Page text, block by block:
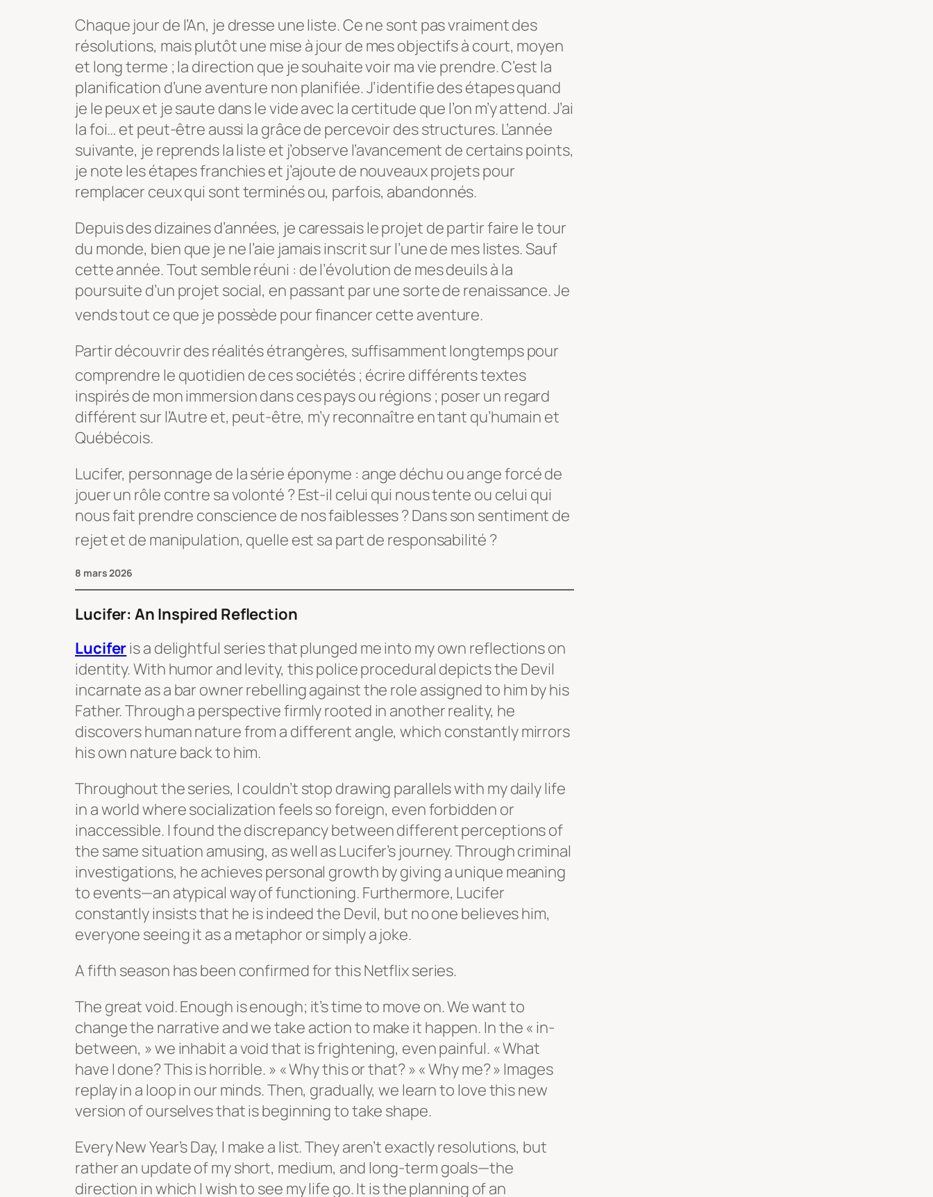
Chaque jour de l’An, je dresse une liste. Ce ne sont pas vraiment des
résolutions, mais plutôt une mise à jour de mes objectifs à court, moyen
et long terme ; la direction que je souhaite voir ma vie prendre. C’est la
planification d’une aventure non planifiée. J’identifie des étapes quand
je le peux et je saute dans le vide avec la certitude que l’on m’y attend. J’ai
la foi… et peut-être aussi la grâce de percevoir des structures. L’année
suivante, je reprends la liste et j’observe l’avancement de certains points,
je note les étapes franchies et j’ajoute de nouveaux projets pour
remplacer ceux qui sont terminés ou, parfois, abandonnés.
Depuis des dizaines d’années, je caressais le projet de partir faire le tour
du monde, bien que je ne l’aie jamais inscrit sur l’une de mes listes. Sauf
cette année. Tout semble réuni : de l’évolution de mes deuils à la
poursuite d’un projet social, en passant par une sorte de renaissance. Je
vends tout ce que je possède pour financer cette aventure.
Partir découvrir des réalités étrangères, suffisamment longtemps pour
comprendre le quotidien de ces sociétés ; écrire différents textes
inspirés de mon immersion dans ces pays ou régions ; poser un regard
différent sur l’Autre et, peut-être, m’y reconnaître en tant qu’humain et
Québécois.
Lucifer, personnage de la série éponyme : ange déchu ou ange forcé de
jouer un rôle contre sa volonté ? Est-il celui qui nous tente ou celui qui
nous fait prendre conscience de nos faiblesses ? Dans son sentiment de
rejet et de manipulation, quelle est sa part de responsabilité ?
8 mars 2026
Lucifer: An Inspired Reflection
Luciferis a delightful series that plunged me into my own reflections on
identity. With humor and levity, this police procedural depicts the Devil
incarnate as a bar owner rebelling against the role assigned to him by his
Father. Through a perspective firmly rooted in another reality, he
discovers human nature from a different angle, which constantly mirrors
his own nature back to him.
Throughout the series, I couldn’t stop drawing parallels with my daily life
in a world where socialization feels so foreign, even forbidden or
inaccessible. I found the discrepancy between different perceptions of
the same situation amusing, as well as Lucifer’s journey. Through criminal
investigations, he achieves personal growth by giving a unique meaning
to events—an atypical way of functioning. Furthermore, Lucifer
constantly insists that he is indeed the Devil, but no one believes him,
everyone seeing it as a metaphor or simply a joke.
A fifth season has been confirmed for this Netflix series.
The great void. Enough is enough; it’s time to move on. We want to
change the narrative and we take action to make it happen. In the « in-
between, » we inhabit a void that is frightening, even painful. « What
have I done? This is horrible. » « Why this or that? » « Why me? » Images
replay in a loop in our minds. Then, gradually, we learn to love this new
version of ourselves that is beginning to take shape.
Every New Year’s Day, I make a list. They aren’t exactly resolutions, but
rather an update of my short, medium, and long-term goals—the
direction in which I wish to see my life go. It is the planning of an